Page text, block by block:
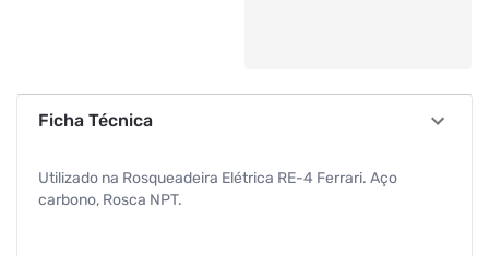
Ficha Técnica
Utilizado na Rosqueadeira Elétrica RE-4 Ferrari. Aço
carbono, Rosca NPT.